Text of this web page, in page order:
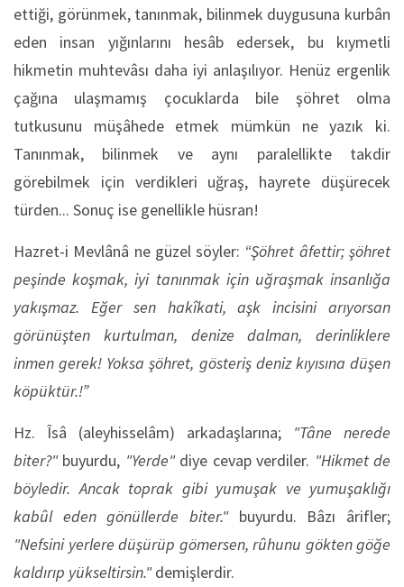
ettiği, görünmek, tanınmak, bilinmek duygusuna kurbân
eden insan yığınlarını hesâb edersek, bu kıymetli
hikmetin muhtevâsı daha iyi anlaşılıyor. Henüz ergenlik
çağına ulaşmamış çocuklarda bile şöhret olma
tutkusunu müşâhede etmek mümkün ne yazık ki.
Tanınmak, bilinmek ve aynı paralellikte takdir
görebilmek için verdikleri uğraş, hayrete düşürecek
türden... Sonuç ise genellikle hüsran!
Hazret-i Mevlânâ ne güzel söyler: “Şöhret âfettir; şöhret
peşinde koşmak, iyi tanınmak için uğraşmak insanlığa
yakışmaz. Eğer sen hakîkati, aşk incisini arıyorsan
görünüşten kurtulman, denize dalman, derinliklere
inmen gerek! Yoksa şöhret, gösteriş deniz kıyısına düşen
köpüktür.!”
Hz. Îsâ (aleyhisselâm) arkadaşlarına; "Tâne nerede
biter?"buyurdu, "Yerde"diye cevap verdiler. "Hikmet de
böyledir. Ancak toprak gibi yumuşak ve yumuşaklığı
kabûl eden gönüllerde biter."buyurdu. Bâzı ârifler;
"Nefsini yerlere düşürüp gömersen, rûhunu gökten göğe
kaldırıp yükseltirsin."demişlerdir.